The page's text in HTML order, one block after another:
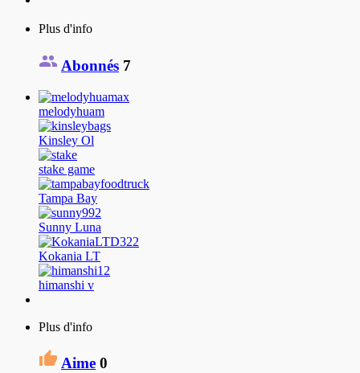
Plus d'info
Abonnés 7
melodyhuam
Kinsley Ol
stake game
Tampa Bay
Sunny Luna
Kokania LT
himanshi v
Plus d'info
Aime 0